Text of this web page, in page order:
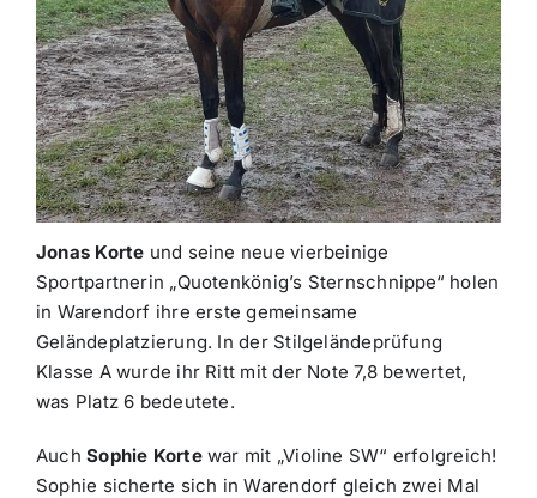
Jonas Korte und seine neue vierbeinige
Sportpartnerin „Quotenkönig’s Sternschnippe“ holen
in Warendorf ihre erste gemeinsame
Geländeplatzierung. In der Stilgeländeprüfung
Klasse A wurde ihr Ritt mit der Note 7,8 bewertet,
was Platz 6 bedeutete.
AuchSophie Kortewar mit „Violine SW“ erfolgreich!
Sophie sicherte sich in Warendorf gleich zwei Mal